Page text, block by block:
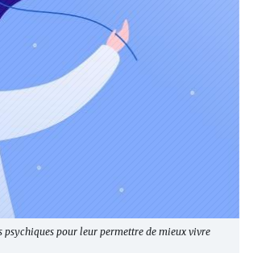
psychiques pour leur permettre de mieux vivre